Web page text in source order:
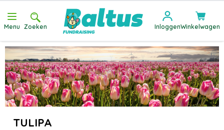
Ga direct door naar de inhoud
Menu Zoeken InloggenWinkelwagen
TULIPA